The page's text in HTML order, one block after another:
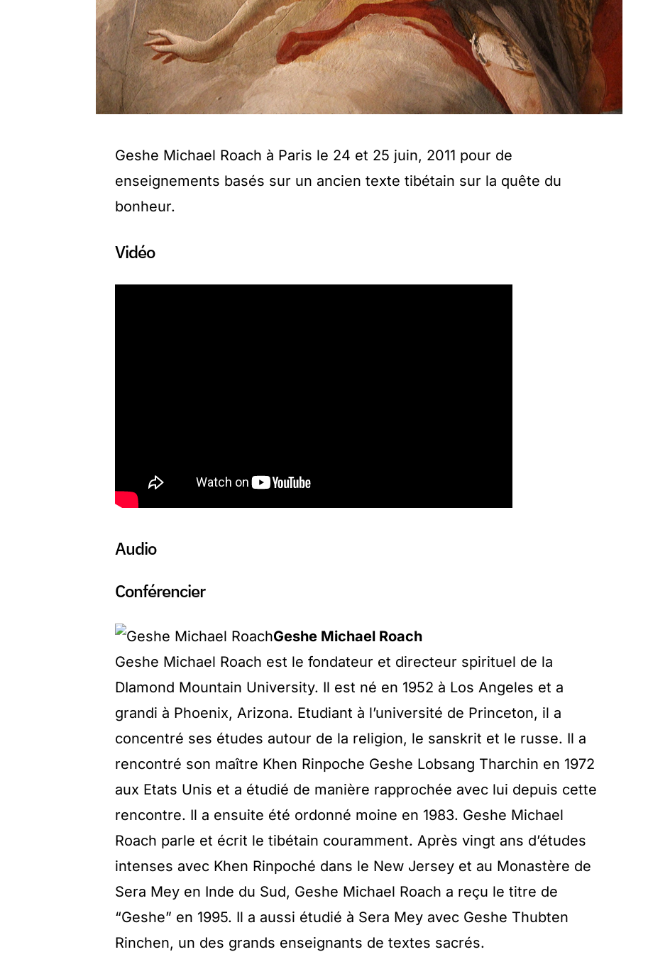
Geshe Michael Roach à Paris le 24 et 25 juin, 2011 pour de
enseignements basés sur un ancien texte tibétain sur la quête du
bonheur.
Vidéo
Audio
Conférencier
Geshe Michael Roach
Geshe Michael Roach est le fondateur et directeur spirituel de la
DIamond Mountain University. Il est né en 1952 à Los Angeles et a
grandi à Phoenix, Arizona. Etudiant à l’université de Princeton, il a
concentré ses études autour de la religion, le sanskrit et le russe. Il a
rencontré son maître Khen Rinpoche Geshe Lobsang Tharchin en 1972
aux Etats Unis et a étudié de manière rapprochée avec lui depuis cette
rencontre. Il a ensuite été ordonné moine en 1983. Geshe Michael
Roach parle et écrit le tibétain couramment. Après vingt ans d’études
intenses avec Khen Rinpoché dans le New Jersey et au Monastère de
Sera Mey en Inde du Sud, Geshe Michael Roach a reçu le titre de
“Geshe” en 1995. Il a aussi étudié à Sera Mey avec Geshe Thubten
Rinchen, un des grands enseignants de textes sacrés.